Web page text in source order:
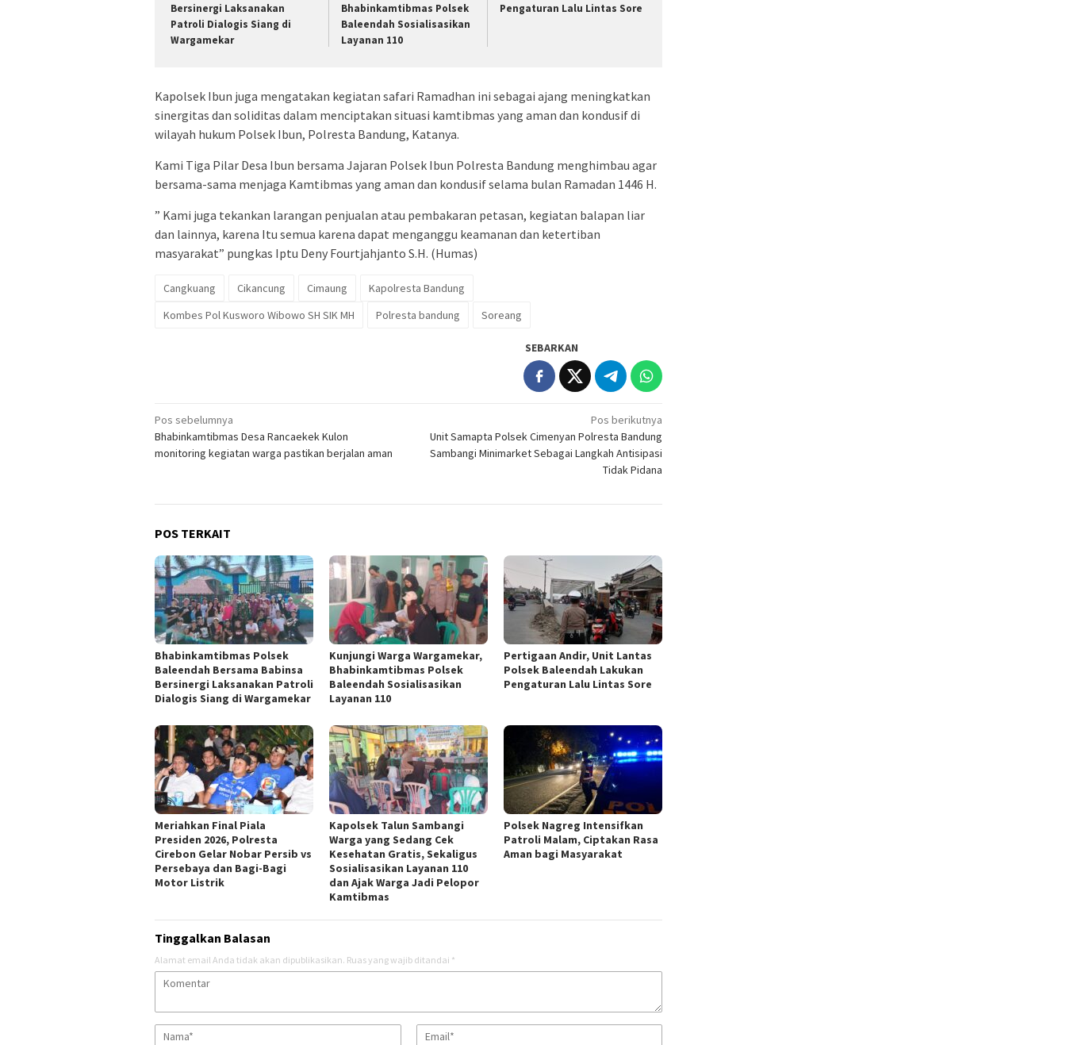
Bersinergi Laksanakan
Patroli Dialogis Siang di
Wargamekar
Bhabinkamtibmas Polsek
Baleendah Sosialisasikan
Layanan 110
Pengaturan Lalu Lintas Sore
Kapolsek Ibun juga mengatakan kegiatan safari Ramadhan ini sebagai ajang meningkatkan
sinergitas dan soliditas dalam menciptakan situasi kamtibmas yang aman dan kondusif di
wilayah hukum Polsek Ibun, Polresta Bandung, Katanya.
Kami Tiga Pilar Desa Ibun bersama Jajaran Polsek Ibun Polresta Bandung menghimbau agar
bersama-sama menjaga Kamtibmas yang aman dan kondusif selama bulan Ramadan 1446 H.
” Kami juga tekankan larangan penjualan atau pembakaran petasan, kegiatan balapan liar
dan lainnya, karena Itu semua karena dapat menganggu keamanan dan ketertiban
masyarakat” pungkas Iptu Deny Fourtjahjanto S.H. (Humas)
Cangkuang Cikancung Cimaung
Kapolresta Bandung
Kombes Pol Kusworo Wibowo SH SIK MH
Polresta bandung Soreang
SEBARKAN
Navigasi
pos
Pos sebelumnya
Bhabinkamtibmas Desa Rancaekek Kulon
monitoring kegiatan warga pastikan berjalan aman
Pos berikutnya
Unit Samapta Polsek Cimenyan Polresta Bandung
Sambangi Minimarket Sebagai Langkah Antisipasi
Tidak Pidana
POS TERKAIT
Bhabinkamtibmas Polsek
Baleendah Bersama Babinsa
Bersinergi Laksanakan Patroli
Dialogis Siang di Wargamekar
Kunjungi Warga Wargamekar,
Bhabinkamtibmas Polsek
Baleendah Sosialisasikan
Layanan 110
Pertigaan Andir, Unit Lantas
Polsek Baleendah Lakukan
Pengaturan Lalu Lintas Sore
Meriahkan Final Piala
Presiden 2026, Polresta
Cirebon Gelar Nobar Persib vs
Persebaya dan Bagi-Bagi
Motor Listrik
Kapolsek Talun Sambangi
Warga yang Sedang Cek
Kesehatan Gratis, Sekaligus
Sosialisasikan Layanan 110
dan Ajak Warga Jadi Pelopor
Kamtibmas
Polsek Nagreg Intensifkan
Patroli Malam, Ciptakan Rasa
Aman bagi Masyarakat
Tinggalkan Balasan
Alamat email Anda tidak akan dipublikasikan. Ruas yang wajib ditandai *